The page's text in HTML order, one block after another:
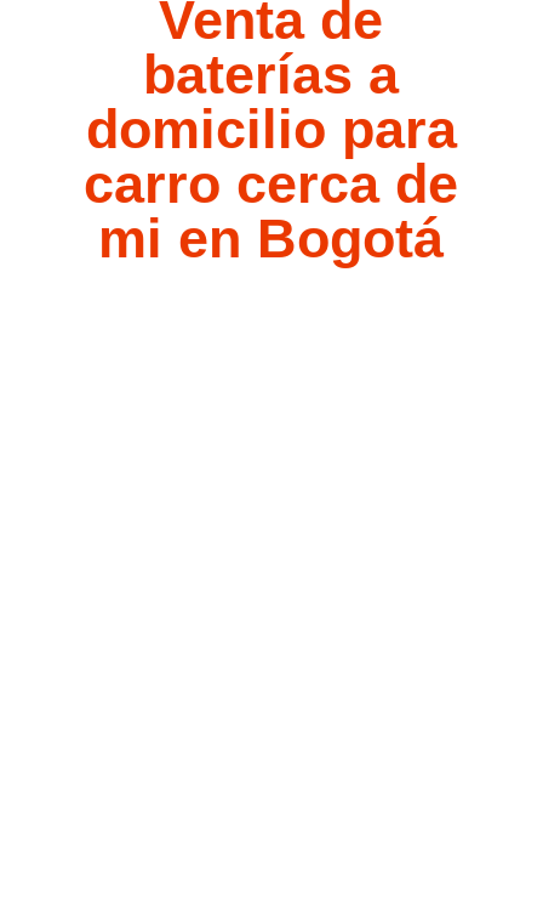
Venta de
baterías a
domicilio para
carro cerca de
mi en Bogotá